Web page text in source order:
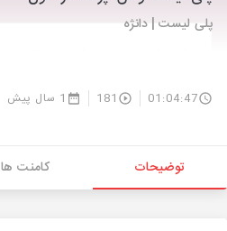
پلی لیست | دانژه
01:04:47
181 1 سال پیش
توضیحات کامنت ها